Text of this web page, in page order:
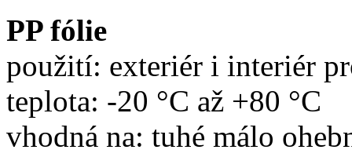
PP fólie
použití: exteriér i interiér
teplota: -20 °C až +80 °C
vhodná na: tuhé málo